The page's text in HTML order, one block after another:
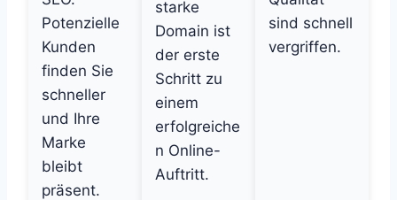
Potenzielle
Kunden
finden Sie
schneller
und Ihre
Marke
bleibt
präsent.
starke
Domain ist
der erste
Schritt zu
einem
erfolgreiche
n Online-
Auftritt.
sind schnell
vergriffen.